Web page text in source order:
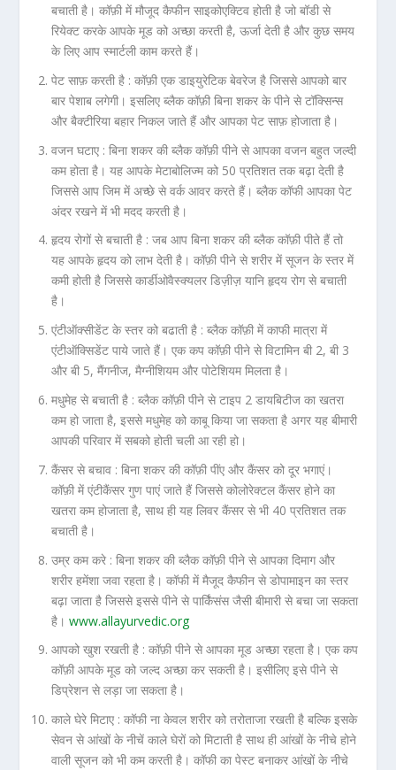
बचाती है। कॉफ़ी में मौजूद कैफीन साइकोएक्टिव होती है जो बॉडी से
रियेक्ट करके आपके मूड को अच्छा करती है, ऊर्जा देती है और कुछ समय
के लिए आप स्मार्टली काम करते हैं।
पेट साफ़ करती है :कॉफ़ी एक डाइयुरेटिक बेवरेज है जिससे आपको बार
बार पेशाब लगेगी। इसलिए ब्लैक कॉफ़ी बिना शकर के पीने से टॉक्सिन्स
और बैक्टीरिया बहार निकल जाते हैं और आपका पेट साफ़ होजाता है।
वजन घटाए :बिना शकर की ब्लैक कॉफ़ी पीने से आपका वजन बहुत जल्दी
कम होता है। यह आपके मेटाबोलिज्म को 50 प्रतिशत तक बढ़ा देती है
जिससे आप जिम में अच्छे से वर्क आवर करते हैं। ब्लैक कॉफी आपका पेट
अंदर रखने में भी मदद करती है।
हृदय रोगों से बचाती है :जब आप बिना शकर की ब्लैक कॉफ़ी पीते हैं तो
यह आपके हृदय को लाभ देती है। कॉफ़ी पीने से शरीर में सूजन के स्तर में
कमी होती है जिससे कार्डीओवैस्क्यलर डिज़ीज़ यानि हृदय रोग से बचाती
है।
एंटीऑक्सीडेंट के स्तर को बढाती है :ब्लैक कॉफ़ी में काफी मात्रा में
एंटीऑक्सिडेंट पाये जाते हैं। एक कप कॉफ़ी पीने से विटामिन बी 2, बी 3
और बी 5, मैंगनीज, मैग्नीशियम और पोटेशियम मिलता है।
मधुमेह से बचाती है :ब्लैक कॉफ़ी पीने से टाइप 2 डायबिटीज का खतरा
कम हो जाता है, इससे मधुमेह को काबू किया जा सकता है अगर यह बीमारी
आपकी परिवार में सबको होती चली आ रही हो।
कैंसर से बचाव :बिना शकर की कॉफ़ी पींए और कैंसर को दूर भगाएं।
कॉफ़ी में एंटीकैंसर गुण पाएं जाते हैं जिससे कोलोरेक्टल कैंसर होने का
खतरा कम होजाता है, साथ ही यह लिवर कैंसर से भी 40 प्रतिशत तक
बचाती है।
उम्र कम करे :बिना शकर की ब्लैक कॉफ़ी पीने से आपका दिमाग और
शरीर हमेंशा जवा रहता है। कॉफी में मैजूद कैफीन से डोपामाइन का स्तर
बढ़ा जाता है जिससे इससे पीने से पार्किंसंस जैसी बीमारी से बचा जा सकता
है।www.allayurvedic.org
आपको खुश रखती है :कॉफ़ी पीने से आपका मूड अच्छा रहता है। एक कप
कॉफ़ी आपके मूड को जल्द अच्छा कर सकती है। इसीलिए इसे पीने से
डिप्रेशन से लड़ा जा सकता है।
काले घेरे मिटाए :कॉफी ना केवल शरीर को तरोताजा रखती है बल्कि इसके
सेवन से आंखों के नीचें काले घेरों को मिटाती है साथ ही आंखों के नीचे होने
वाली सूजन को भी कम करती है। कॉफी का पेस्ट बनाकर आंखों के नीचे